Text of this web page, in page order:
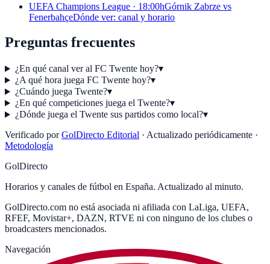
UEFA Champions League · 18:00hGórnik Zabrze vs
FenerbahçeDónde ver: canal y horario
Preguntas frecuentes
¿En qué canal ver al FC Twente hoy?▾
¿A qué hora juega FC Twente hoy?▾
¿Cuándo juega Twente?▾
¿En qué competiciones juega el Twente?▾
¿Dónde juega el Twente sus partidos como local?▾
Verificado por GolDirecto Editorial · Actualizado periódicamente ·
Metodología
GolDirecto
Horarios y canales de fútbol en España. Actualizado al minuto.
GolDirecto.com no está asociada ni afiliada con LaLiga, UEFA,
RFEF, Movistar+, DAZN, RTVE ni con ninguno de los clubes o
broadcasters mencionados.
Navegación